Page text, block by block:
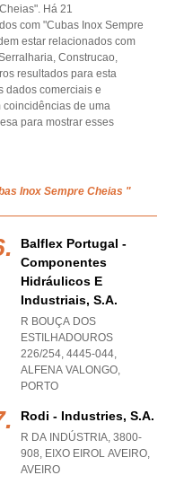
Há 21
com "Cubas Inox Sempre
estar relacionados com
Construcao,
resultados para esta
dados comerciais e
coincidências de uma
para mostrar esses
Inox Sempre Cheias "
Balflex Portugal -
Componentes
Hidráulicos E
Industriais, S.a.
R BOUÇA DOS
ESTILHADOUROS
226/254, 4445-044,
ALFENA VALONGO,
PORTO
Rodi - Industries, S.a.
R DA INDÚSTRIA, 3800-
908, EIXO EIROL AVEIRO,
AVEIRO